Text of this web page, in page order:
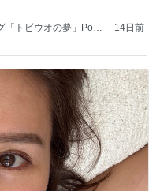
トビウオの夢」Pow
14日前